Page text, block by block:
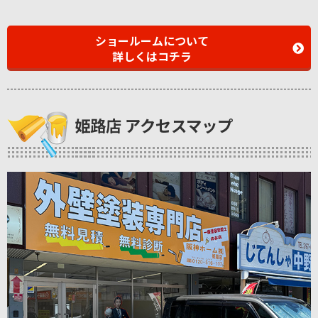
ショールームについて
詳しくはコチラ
姫路店 アクセスマップ